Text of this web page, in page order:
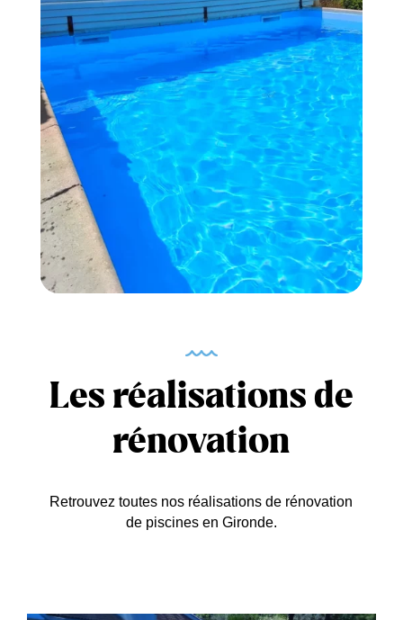
Les réalisations de
rénovation
Retrouvez toutes nos réalisations de rénovation
de piscines en Gironde.